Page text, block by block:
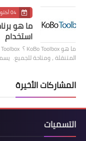
04 أكتوبر 2020
استخدام
المتنقلة ، ومتاحة للجميع.
المشاركات الأخيرة
التسميات